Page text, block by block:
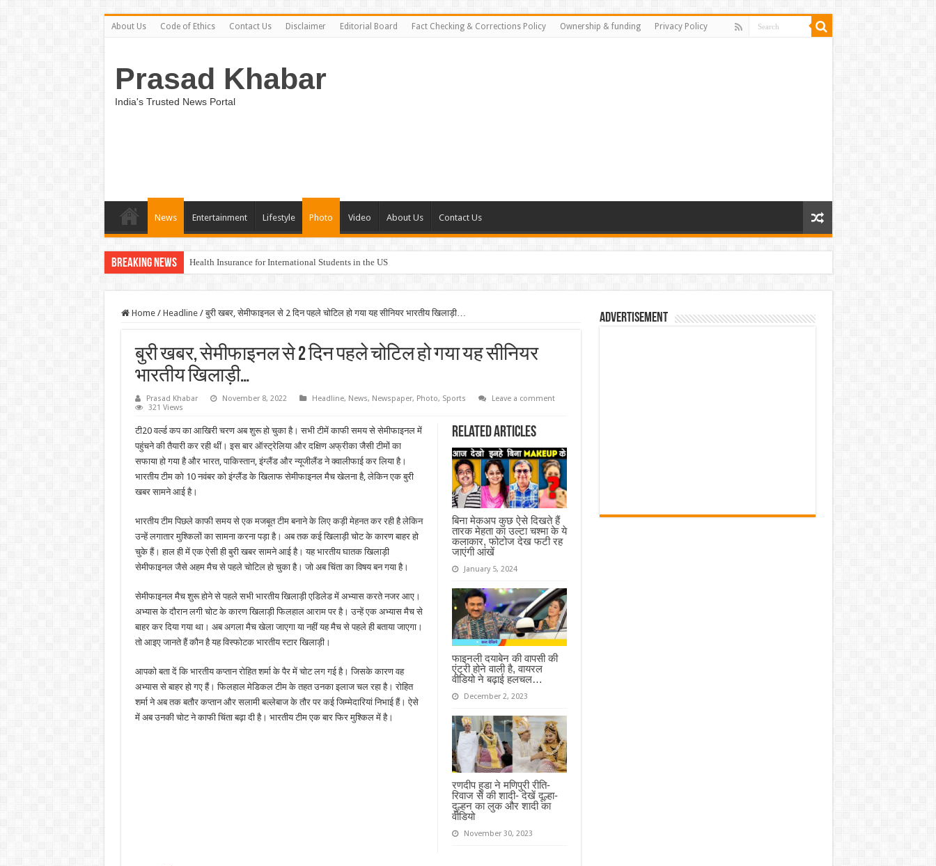
About Us Code of Ethics Contact Us Disclaimer Editorial Board Fact Checking & Corrections Policy Ownership & funding Privacy Policy
Prasad Khabar
India's Trusted News Portal
News Entertainment Lifestyle Photo Video About Us Contact Us
Breaking News Health Insurance for International Students in the US
Home / Headline / बुरी खबर, सेमीफाइनल से 2 दिन पहले चोटिल हो गया यह सीनियर भारतीय खिलाड़ी…
बुरी खबर, सेमीफाइनल से 2 दिन पहले चोटिल हो गया यह सीनियर
भारतीय खिलाड़ी…
Prasad Khabar November 8, 2022 Headline, News, Newspaper, Photo, Sports
Leave a comment
321 Views
Related Articles
बिना मेकअप कुछ ऐसे दिखते हैं
तारक मेहता का उल्टा चश्मा के ये
कलाकार, फोटोज देख फटी रह
जाएंगी आंखें
January 5, 2024
फाइनली दयाबेन की वापसी की
एंट्री होने वाली है, वायरल
वीडियो ने बढ़ाई हलचल…
December 2, 2023
रणदीप हुडा ने मणिपुरी रीति-
रिवाज से की शादी- देखें दूल्हा-
दुल्हन का लुक और शादी का
वीडियो
November 30, 2023
टी20 वर्ल्ड कप का आखिरी चरण अब शुरू हो चुका है। सभी टीमें काफी समय से सेमीफाइनल में
पहुंचने की तैयारी कर रही थीं। इस बार ऑस्ट्रेलिया और दक्षिण अफ्रीका जैसी टीमों का
सफाया हो गया है और भारत, पाकिस्तान, इंग्लैंड और न्यूजीलैंड ने क्वालीफाई कर लिया है।
भारतीय टीम को 10 नवंबर को इंग्लैंड के खिलाफ सेमीफाइनल मैच खेलना है, लेकिन एक बुरी
खबर सामने आई है।
भारतीय टीम पिछले काफी समय से एक मजबूत टीम बनाने के लिए कड़ी मेहनत कर रही है लेकिन
उन्हें लगातार मुश्किलों का सामना करना पड़ा है। अब तक कई खिलाड़ी चोट के कारण बाहर हो
चुके हैं। हाल ही में एक ऐसी ही बुरी खबर सामने आई है। यह भारतीय घातक खिलाड़ी
सेमीफाइनल जैसे अहम मैच से पहले चोटिल हो चुका है। जो अब चिंता का विषय बन गया है।
सेमीफाइनल मैच शुरू होने से पहले सभी भारतीय खिलाड़ी एडिलेड में अभ्यास करते नजर आए।
अभ्यास के दौरान लगी चोट के कारण खिलाड़ी फिलहाल आराम पर है। उन्हें एक अभ्यास मैच से
बाहर कर दिया गया था। अब अगला मैच खेला जाएगा या नहीं यह मैच से पहले ही बताया जाएगा।
तो आइए जानते हैं कौन है यह विस्फोटक भारतीय स्टार खिलाड़ी।
आपको बता दें कि भारतीय कप्तान रोहित शर्मा के पैर में चोट लग गई है। जिसके कारण वह
अभ्यास से बाहर हो गए हैं। फिलहाल मेडिकल टीम के तहत उनका इलाज चल रहा है। रोहित
शर्मा ने अब तक बतौर कप्तान और सलामी बल्लेबाज के तौर पर कई जिम्मेदारियां निभाई हैं। ऐसे
में अब उनकी चोट ने काफी चिंता बढ़ा दी है। भारतीय टीम एक बार फिर मुश्किल में है।
Advertisement